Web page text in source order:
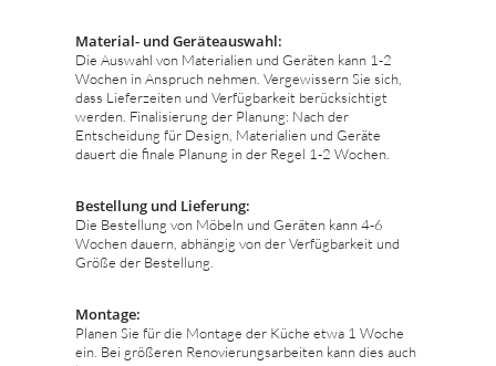
Material- und Geräteauswahl:
Die Auswahl von Materialien und Geräten kann 1-2
Wochen in Anspruch nehmen. Vergewissern Sie sich,
dass Lieferzeiten und Verfügbarkeit berücksichtigt
werden. Finalisierung der Planung: Nach der
Entscheidung für Design, Materialien und Geräte
dauert die finale Planung in der Regel 1-2 Wochen.
Bestellung und Lieferung:
Die Bestellung von Möbeln und Geräten kann 4-6
Wochen dauern, abhängig von der Verfügbarkeit und
Größe der Bestellung.
Montage:
Planen Sie für die Montage der Küche etwa 1 Woche
ein. Bei größeren Renovierungsarbeiten kann dies auch